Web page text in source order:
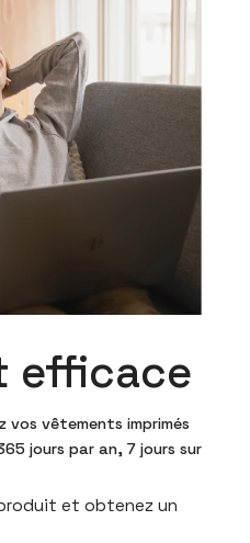
efficace
vos vêtements imprimés
jours par an, 7 jours sur
et obtenez un